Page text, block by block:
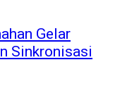
Gelar
Sinkronisasi